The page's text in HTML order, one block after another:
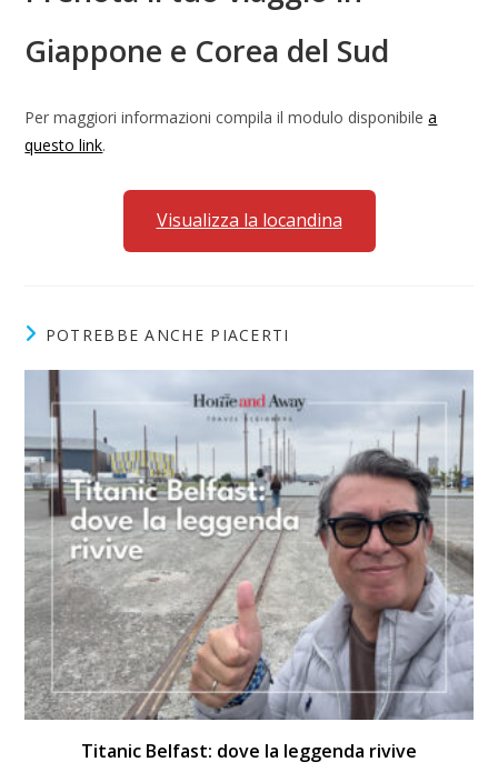
Giappone e Corea del Sud
Per maggiori informazioni compila il modulo disponibilea
questo link.
Visualizza la locandina
POTREBBE ANCHE PIACERTI
Titanic Belfast: dove la leggenda rivive